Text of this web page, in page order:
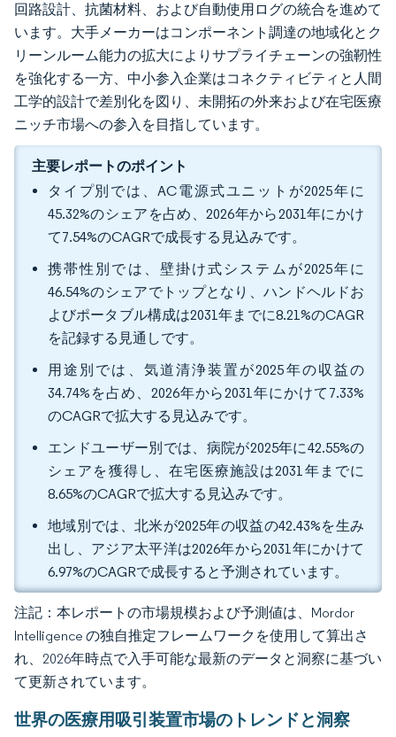
回路設計、抗菌材料、および自動使用ログの統合を進めて
います。大手メーカーはコンポーネント調達の地域化とク
リーンルーム能力の拡大によりサプライチェーンの強靭性
を強化する一方、中小参入企業はコネクティビティと人間
工学的設計で差別化を図り、未開拓の外来および在宅医療
ニッチ市場への参入を目指しています。
主要レポートのポイント
タイプ別では、AC電源式ユニットが2025年に
45.32%のシェアを占め、2026年から2031年にかけ
て7.54%のCAGRで成長する見込みです。
携帯性別では、壁掛け式システムが2025年に
46.54%のシェアでトップとなり、ハンドヘルドお
よびポータブル構成は2031年までに8.21%のCAGR
を記録する見通しです。
用途別では、気道清浄装置が2025年の収益の
34.74%を占め、2026年から2031年にかけて7.33%
のCAGRで拡大する見込みです。
エンドユーザー別では、病院が2025年に42.55%の
シェアを獲得し、在宅医療施設は2031年までに
8.65%のCAGRで拡大する見込みです。
地域別では、北米が2025年の収益の42.43%を生み
出し、アジア太平洋は2026年から2031年にかけて
6.97%のCAGRで成長すると予測されています。
注記：本レポートの市場規模および予測値は、Mordor
Intelligence の独自推定フレームワークを使用して算出さ
れ、2026年時点で入手可能な最新のデータと洞察に基づい
て更新されています。
世界の医療用吸引装置市場のトレンドと洞察